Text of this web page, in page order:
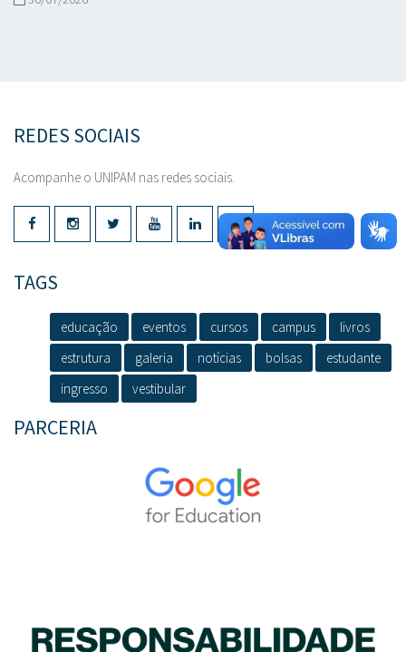
REDES SOCIAIS
Acompanhe o UNIPAM nas redes sociais.
TAGS
educação eventos cursos campus
livros
estrutura
galeria notícias bolsas
estudante
ingresso
vestibular
PARCERIA